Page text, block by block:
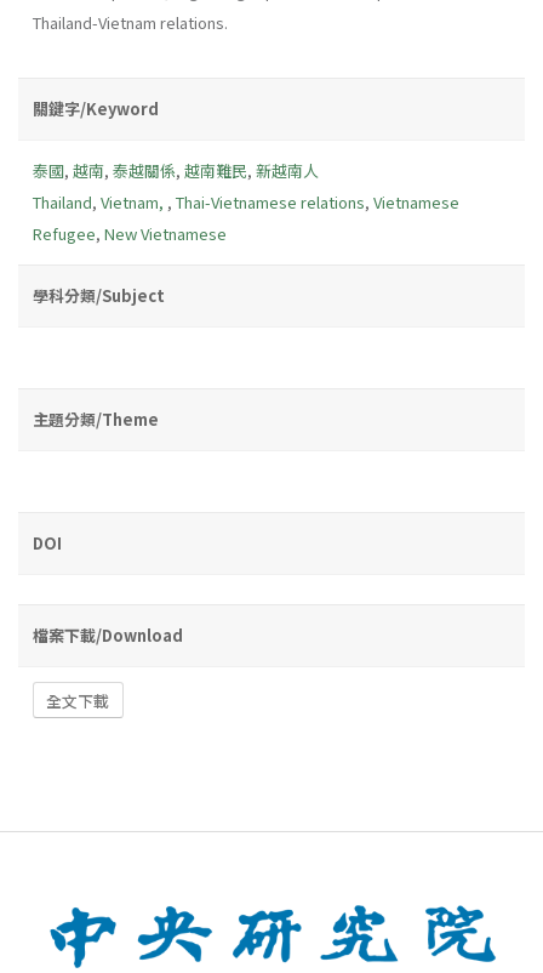
Thailand-Vietnam relations.
關鍵字/Keyword
泰國, 越南, 泰越關係, 越南難民, 新越南人
Thailand, Vietnam, , Thai-Vietnamese relations, Vietnamese
Refugee, New Vietnamese
學科分類/Subject
主題分類/Theme
DOI
檔案下載/Download
全文下載